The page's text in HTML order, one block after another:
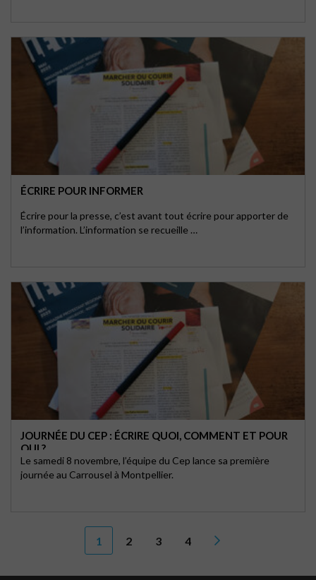
ÉCRIRE POUR INFORMER
Écrire pour la presse, c’est avant tout écrire pour apporter de
l’information. L’information se recueille …
JOURNÉE DU CEP : ÉCRIRE QUOI, COMMENT ET POUR
QUI ?
Le samedi 8 novembre, l’équipe du Cep lance sa première
journée au Carrousel à Montpellier.
1 2 3 4